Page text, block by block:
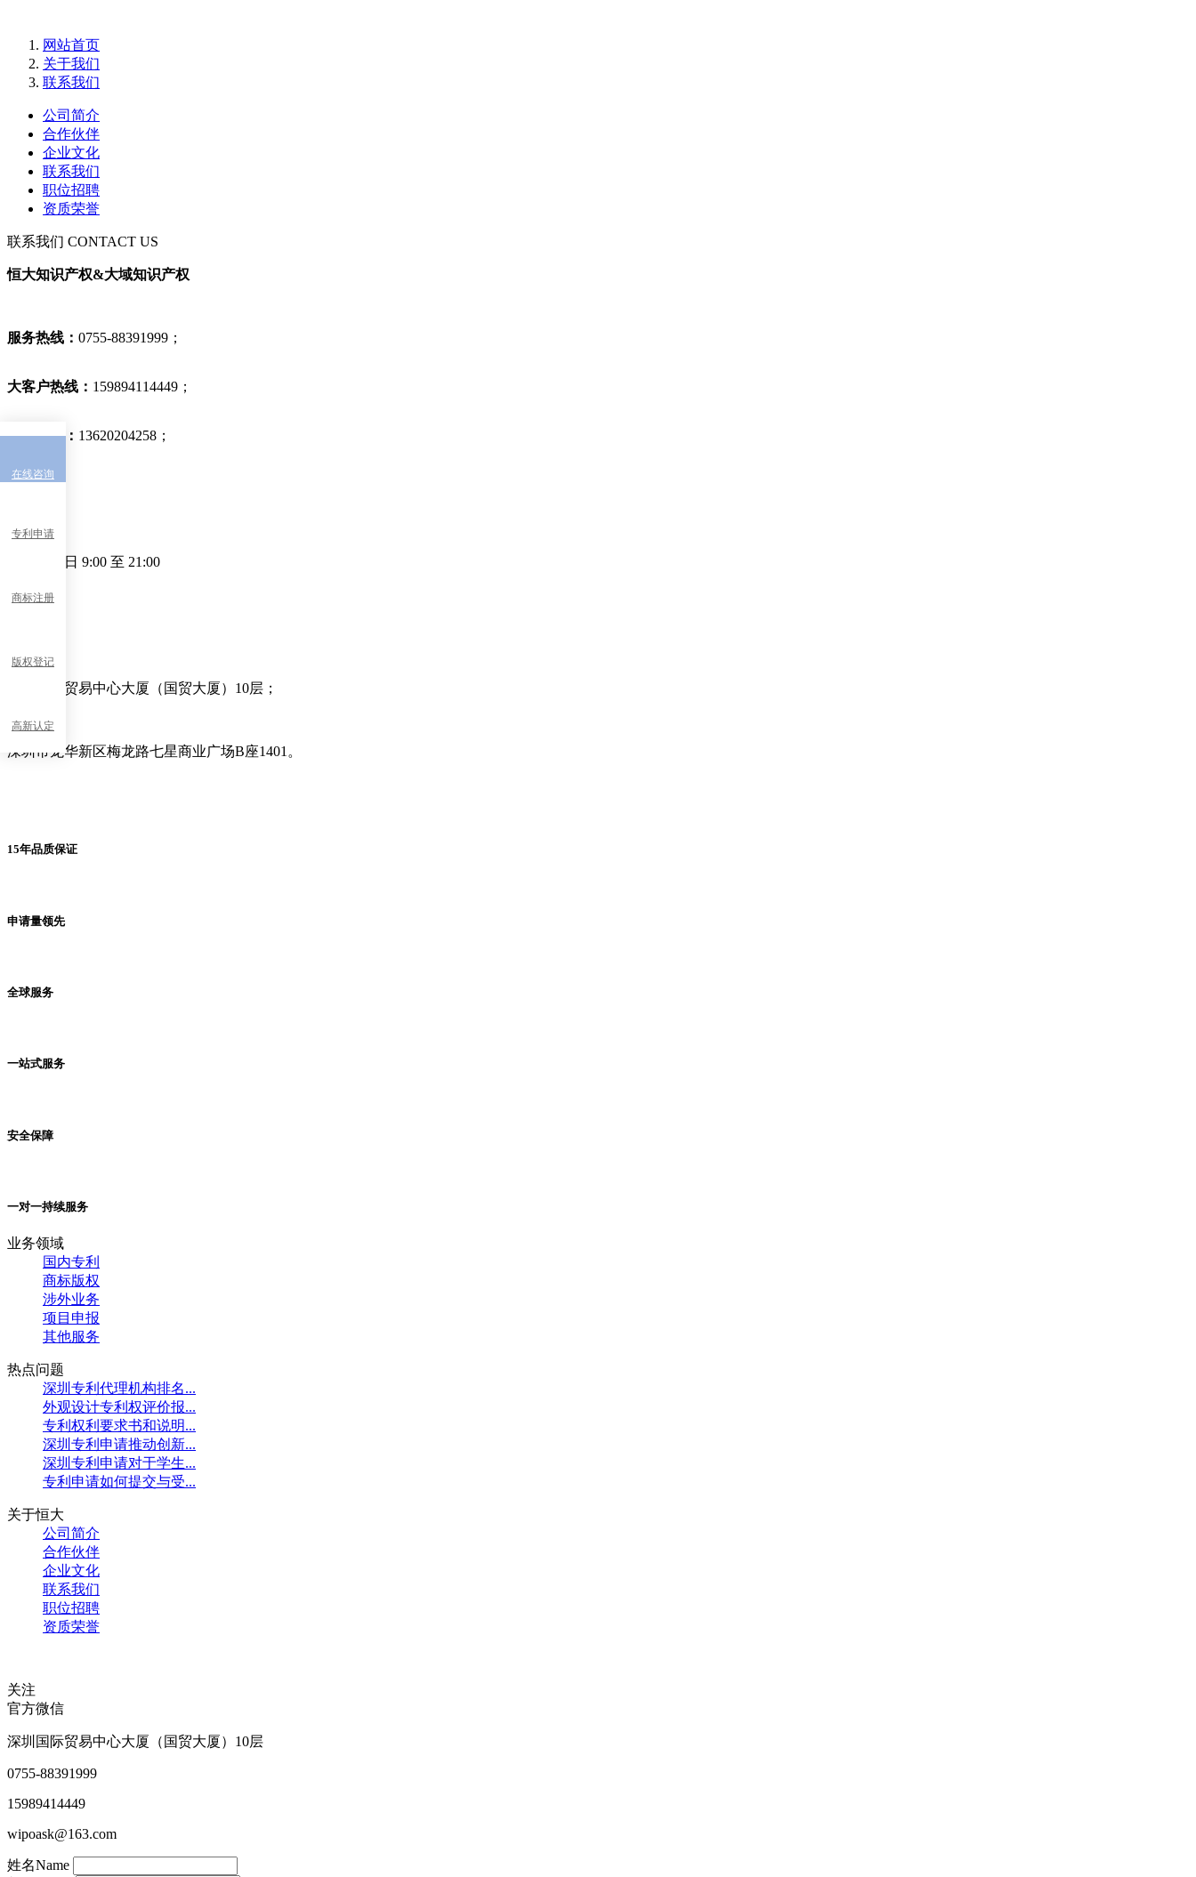
网站首页
关于我们
联系我们
公司简介
合作伙伴
企业文化
联系我们
职位招聘
资质荣誉
联系我们 CONTACT US
恒大知识产权&大域知识产权
服务热线： 0755-88391999 ；
大客户热线： 159894114449 ；
投诉热线： 13620204258 ；
周一至周日 9:00 至 21:00
深圳国际贸易中心大厦（国贸大厦） 10层；
深圳市龙华新区梅龙路七星商业广场B座1401 。
15年品质保证
申请量领先
全球服务
一站式服务
安全保障
一对一持续服务
业务领域
国内专利
商标版权
涉外业务
项目申报
其他服务
热点问题
深圳专利代理机构排名...
外观设计专利权评价报...
专利权利要求书和说明...
深圳专利申请推动创新...
深圳专利申请对于学生...
专利申请如何提交与受...
关于恒大
公司简介
合作伙伴
企业文化
联系我们
职位招聘
资质荣誉
关注
官方微信
深圳国际贸易中心大厦（国贸大厦）10层
0755-88391999
15989414449
wipoask@163.com
姓名Name
在线咨询
专利申请
商标注册
版权登记
高新认定